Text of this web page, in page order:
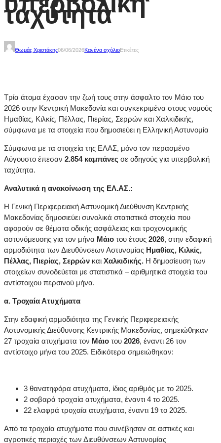
ταχύτητα
Θωμάς Χριστάκης06/06/2026Κανένα σχόλιοΕτικέτες
Τρία άτομα έχασαν την ζωή τους στην άσφαλτο τον Μάιο του
2026 στην Κεντρική Μακεδονία και συγκεκριμένα στους νομούς
Ημαθίας, Κιλκίς, Πέλλας, Πιερίας, Σερρών και Χαλκιδικής,
σύμφωνα με τα στοιχεία που δημοσιεύει η Ελληνική Αστυνομία
Σύμφωνα με τα στοιχεία της ΕΛΑΣ, μόνο τον περασμένο
Αύγουστο έπεσαν 2.854 καμπάνες σε οδηγούς για υπερβολική
ταχύτητα.
Αναλυτικά η ανακοίνωση της ΕΛ.ΑΣ.:
Η Γενική Περιφερειακή Αστυνομική Διεύθυνση Κεντρικής
Μακεδονίας δημοσιεύει συνολικά στατιστικά στοιχεία που
αφορούν σε θέματα οδικής ασφάλειας και τροχονομικής
αστυνόμευσης για τον μήνα Μάιο του έτους 2026, στην εδαφική
αρμοδιότητα των Διευθύνσεων Αστυνομίας Ημαθίας, Κιλκίς,
Πέλλας, Πιερίας, Σερρών και Χαλκιδικής. Η δημοσίευση των
στοιχείων συνοδεύεται με στατιστικά – αριθμητικά στοιχεία του
αντίστοιχου περσινού μήνα.
α. Τροχαία Ατυχήματα
Στην εδαφική αρμοδιότητα της Γενικής Περιφερειακής
Αστυνομικής Διεύθυνσης Κεντρικής Μακεδονίας, σημειώθηκαν
27 τροχαία ατυχήματα τον Μάιο του 2026, έναντι 26 τον
αντίστοιχο μήνα του 2025. Ειδικότερα σημειώθηκαν:
3 θανατηφόρα ατυχήματα, ίδιος αριθμός με το 2025.
2 σοβαρά τροχαία ατυχήματα, έναντι 4 το 2025.
22 ελαφρά τροχαία ατυχήματα, έναντι 19 το 2025.
Από τα τροχαία ατυχήματα που συνέβησαν σε αστικές και
αγροτικές περιοχές των Διευθύνσεων Αστυνομίας